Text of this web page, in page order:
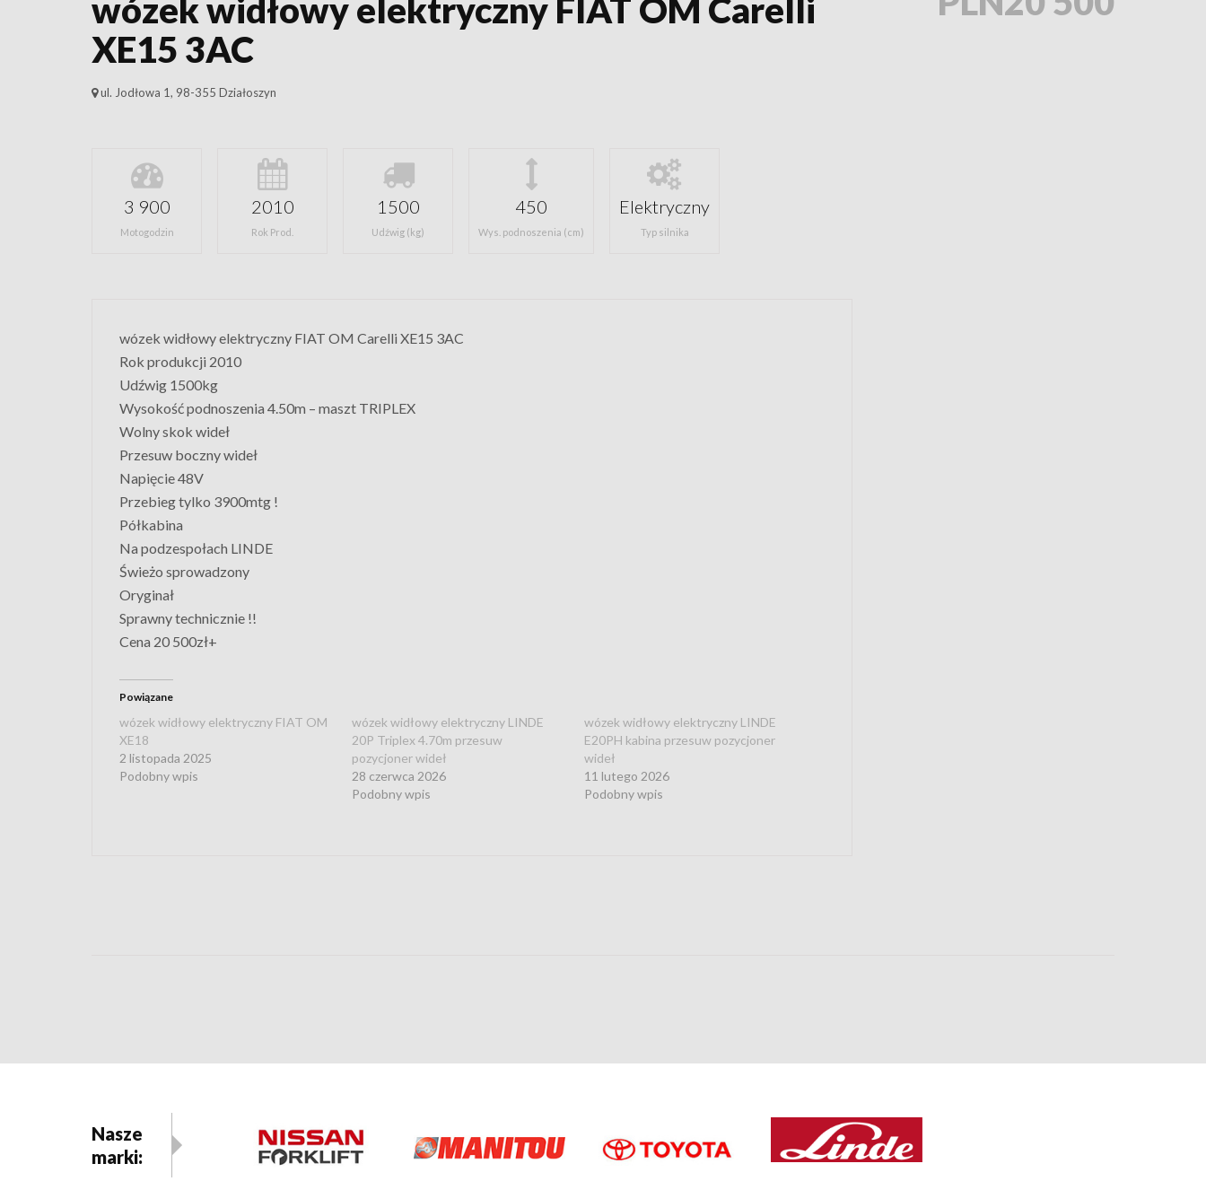
wózek widłowy elektryczny FIAT OM Carelli
XE15 3AC
ul. Jodłowa 1, 98-355 Działoszyn
3 900
Motogodzin
2010
Rok Prod.
1500
Udźwig (kg)
450
Wys. podnoszenia (cm)
Elektryczny
Typ silnika
wózek widłowy elektryczny FIAT OM Carelli XE15 3AC
Rok produkcji 2010
Udźwig 1500kg
Wysokość podnoszenia 4.50m – maszt TRIPLEX
Wolny skok wideł
Przesuw boczny wideł
Napięcie 48V
Przebieg tylko 3900mtg !
Półkabina
Na podzespołach LINDE
Świeżo sprowadzony
Oryginał
Sprawny technicznie !!
Cena 20 500zł+
Powiązane
wózek widłowy elektryczny FIAT OM
XE18
2 listopada 2025
Podobny wpis
wózek widłowy elektryczny LINDE
20P Triplex 4.70m przesuw
pozycjoner wideł
28 czerwca 2026
Podobny wpis
wózek widłowy elektryczny LINDE
E20PH kabina przesuw pozycjoner
wideł
11 lutego 2026
Podobny wpis
Nasze
marki: